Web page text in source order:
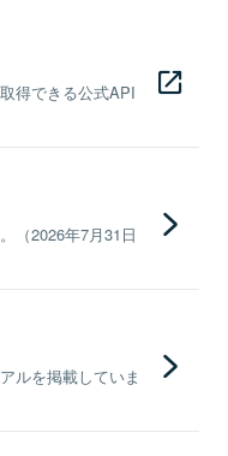
得できる公式API
（2026年7月31日
ルを掲載していま